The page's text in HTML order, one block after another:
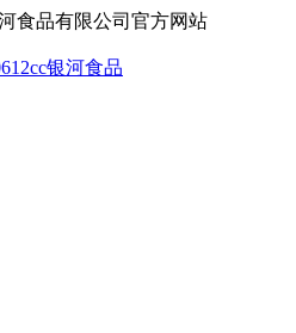
食品有限公司官方网站